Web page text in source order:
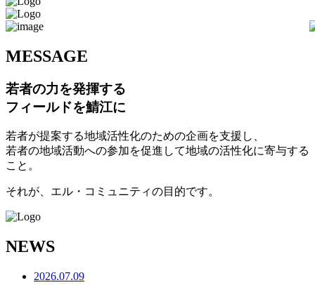
MESSAGE
若者の力を発揮する
フィールドを鯖江に
若者が提案する地域活性化のための企画を支援し、
若者の地域活動への参加を促進して地域の活性化に寄与する
こと。
それが、エル・コミュニティの目的です。
NEWS
2026.07.09